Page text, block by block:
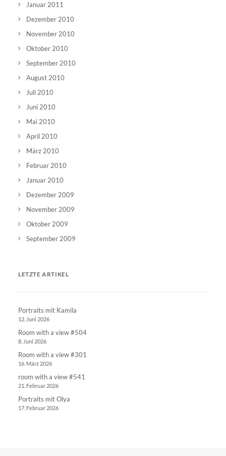
Januar 2011
Dezember 2010
November 2010
Oktober 2010
September 2010
August 2010
Juli 2010
Juni 2010
Mai 2010
April 2010
März 2010
Februar 2010
Januar 2010
Dezember 2009
November 2009
Oktober 2009
September 2009
LETZTE ARTIKEL
Portraits mit Kamila
12. Juni 2026
Room with a view #504
8. Juni 2026
Room with a view #301
16. März 2026
room with a view #541
21. Februar 2026
Portraits mit Olya
17. Februar 2026